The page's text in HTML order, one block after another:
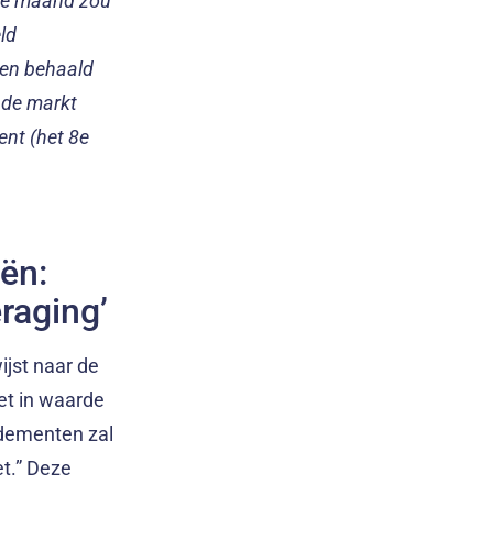
behaald
markt
(het 8e
naar de
in waarde
zal
Deze